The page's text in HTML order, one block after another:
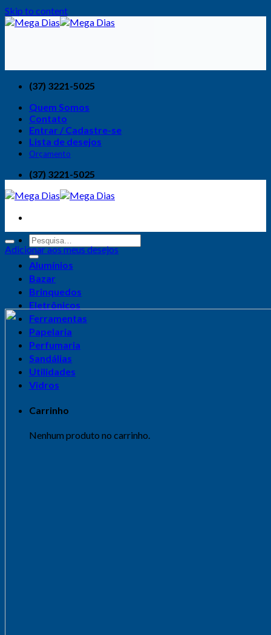
Skip to content
(37) 3221-5025
Quem Somos
Contato
Entrar / Cadastre-se
Lista de desejos
Orçamento
(37) 3221-5025
Alumínios
Bazar
Brinquedos
Eletrônicos
Ferramentas
Papelaria
Perfumaria
Sandálias
Utilidades
Vidros
Carrinho
Nenhum produto no carrinho.
Adicionar aos meus desejos